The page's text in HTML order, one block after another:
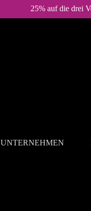
25% auf die drei
UNTERNEHMEN